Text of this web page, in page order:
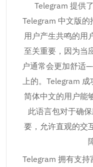
Telegram 提供
Telegram 中文版
用户产生共鸣的用
至关重要，因为当
户通常会更加舒适
上的。Telegram
简体中文的用户能
此语言包对于确
要，允许直观的交
Telegram 拥有支